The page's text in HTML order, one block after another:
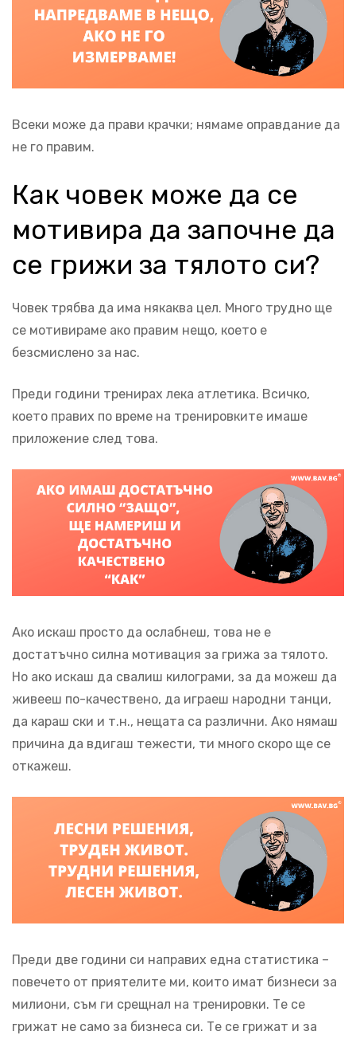
Всеки може да прави крачки; нямаме оправдание да
не го правим.
Как човек може да се
мотивира да започне да
се грижи за тялото си?
Човек трябва да има някаква цел. Много трудно ще
се мотивираме ако правим нещо, което е
безсмислено за нас.
Преди години тренирах лека атлетика. Всичко,
което правих по време на тренировките имаше
приложение след това.
Ако искаш просто да ослабнеш, това не е
достатъчно силна мотивация за грижа за тялото.
Но ако искаш да свалиш килограми, за да можеш да
живееш по-качествено, да играеш народни танци,
да караш ски и т.н., нещата са различни. Ако нямаш
причина да вдигаш тежести, ти много скоро ще се
откажеш.
Преди две години си направих една статистика –
повечето от приятелите ми, които имат бизнеси за
милиони, съм ги срещнал на тренировки. Те се
грижат не само за бизнеса си. Те се грижат и за